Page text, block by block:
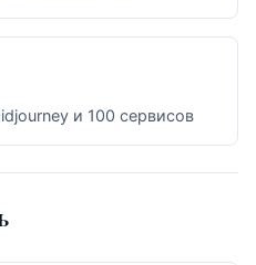
и 100 сервисов